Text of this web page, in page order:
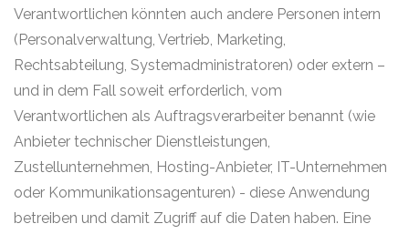
Verantwortlichen könnten auch andere Personen intern
(Personalverwaltung, Vertrieb, Marketing,
Rechtsabteilung, Systemadministratoren) oder extern –
und in dem Fall soweit erforderlich, vom
Verantwortlichen als Auftragsverarbeiter benannt (wie
Anbieter technischer Dienstleistungen,
Zustellunternehmen, Hosting-Anbieter, IT-Unternehmen
oder Kommunikationsagenturen) - diese Anwendung
betreiben und damit Zugriff auf die Daten haben. Eine